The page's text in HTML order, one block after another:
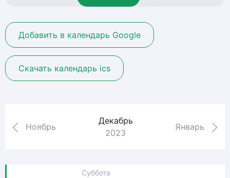
Добавить в календарь Google
Скачать календарь ics
Ноябрь
Декабрь
2023
Январь
Суббота